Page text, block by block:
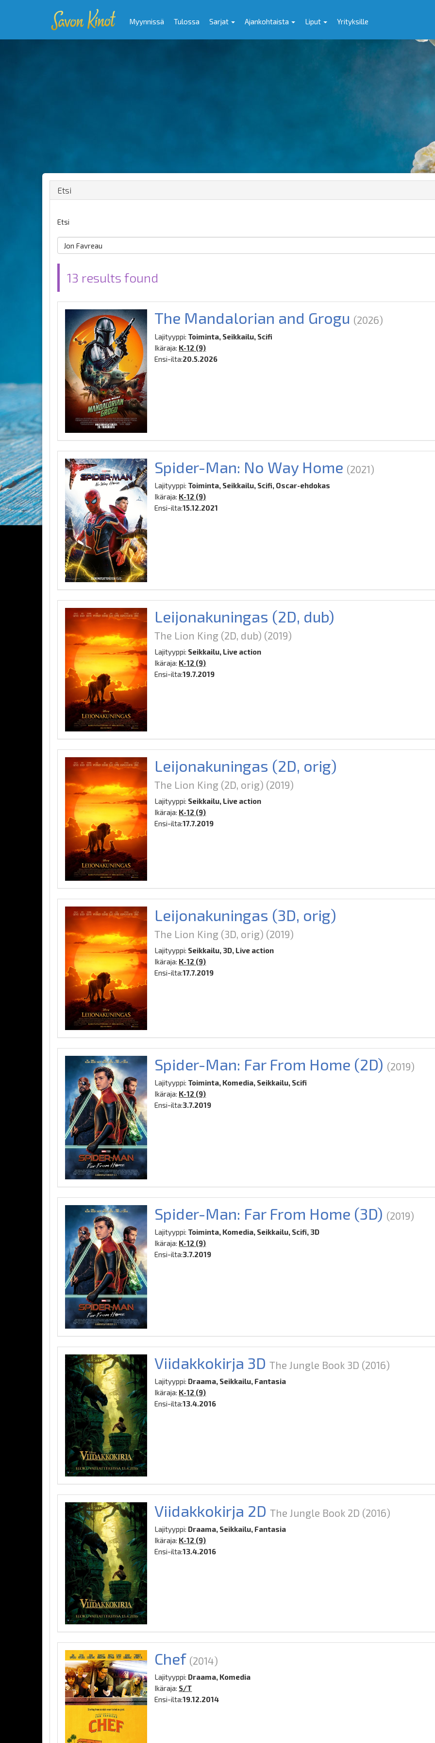
Myynnissä Tulossa Sarjat Ajankohtaista Liput Yrityksille
Etsi
Etsi
13 results found
The Mandalorian and Grogu (2026)
Lajityyppi: Toiminta, Seikkailu, Scifi
Ikäraja: K-12 (9)
Ensi-ilta:20.5.2026
Spider-Man: No Way Home (2021)
Lajityyppi: Toiminta, Seikkailu, Scifi, Oscar-ehdokas
Ikäraja: K-12 (9)
Ensi-ilta:15.12.2021
Leijonakuningas (2D, dub)
The Lion King (2D, dub) (2019)
Lajityyppi: Seikkailu, Live action
Ikäraja: K-12 (9)
Ensi-ilta:19.7.2019
Leijonakuningas (2D, orig)
The Lion King (2D, orig) (2019)
Lajityyppi: Seikkailu, Live action
Ikäraja: K-12 (9)
Ensi-ilta:17.7.2019
Leijonakuningas (3D, orig)
The Lion King (3D, orig) (2019)
Lajityyppi: Seikkailu, 3D, Live action
Ikäraja: K-12 (9)
Ensi-ilta:17.7.2019
Spider-Man: Far From Home (2D) (2019)
Lajityyppi: Toiminta, Komedia, Seikkailu, Scifi
Ikäraja: K-12 (9)
Ensi-ilta:3.7.2019
Spider-Man: Far From Home (3D) (2019)
Lajityyppi: Toiminta, Komedia, Seikkailu, Scifi, 3D
Ikäraja: K-12 (9)
Ensi-ilta:3.7.2019
Viidakkokirja 3D The Jungle Book 3D (2016)
Lajityyppi: Draama, Seikkailu, Fantasia
Ikäraja: K-12 (9)
Ensi-ilta:13.4.2016
Viidakkokirja 2D The Jungle Book 2D (2016)
Lajityyppi: Draama, Seikkailu, Fantasia
Ikäraja: K-12 (9)
Ensi-ilta:13.4.2016
Chef (2014)
Lajityyppi: Draama, Komedia
Ikäraja: S/T
Ensi-ilta:19.12.2014